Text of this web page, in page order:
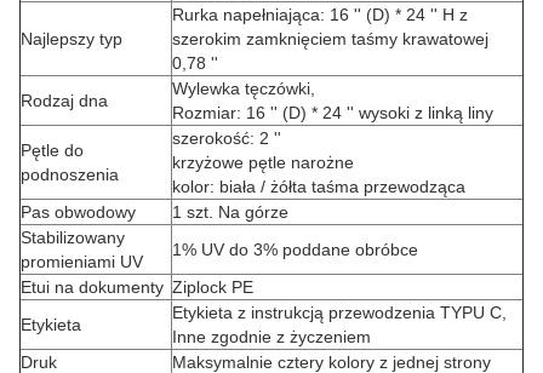
Najlepszy typ
Rurka napełniająca: 16 '' (D) * 24 '' H z
szerokim zamknięciem taśmy krawatowej
0,78 ''
Rodzaj dna
Wylewka tęczówki,
Rozmiar: 16 '' (D) * 24 '' wysoki z linką liny
Pętle do
podnoszenia
szerokość: 2 ''
krzyżowe pętle narożne
kolor: biała / żółta taśma przewodząca
Pas obwodowy
1 szt. Na górze
Stabilizowany
promieniami UV
1% UV do 3% poddane obróbce
Etui na dokumenty Ziplock PE
Etykieta
Etykieta z instrukcją przewodzenia TYPU C,
Inne zgodnie z życzeniem
Druk
Maksymalnie cztery kolory z jednej strony